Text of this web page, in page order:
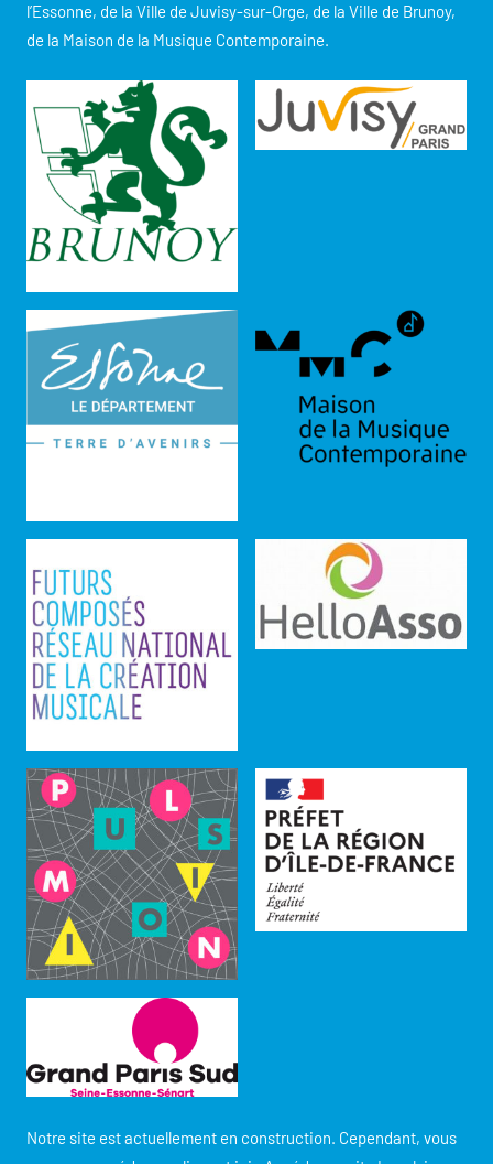
l’Essonne, de la Ville de Juvisy-sur-Orge, de la Ville de Brunoy,
de la Maison de la Musique Contemporaine.
Notre site est actuellement en construction. Cependant, vous